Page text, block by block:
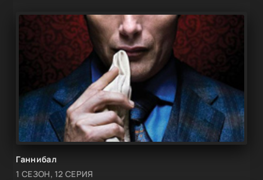
Ганнибал
1 СЕЗОН, 12 СЕРИЯ